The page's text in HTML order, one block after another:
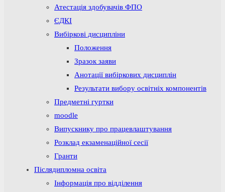
Атестація здобувачів ФПО
ЄДКІ
Вибіркові дисципліни
Положення
Зразок заяви
Анотації вибіркових дисциплін
Результати вибору освітніх компонентів
Предметні гуртки
moodle
Випускнику про працевлаштування
Розклад екзаменаційної сесії
Гранти
Післядипломна освіта
Інформація про відділення